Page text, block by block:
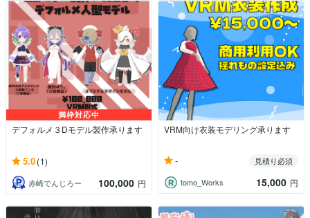
満枠対応中
デフォルメ３Dモデル製作承ります
5.0(1)
赤崎でんじろー 100,000 円
VRM向け衣装モデリング承ります
-
見積り必須
tomo_Works
15,000 円